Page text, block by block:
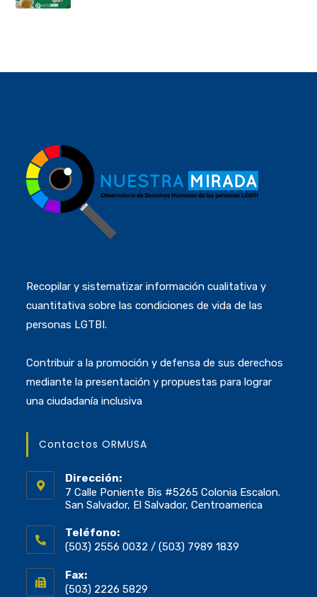
Recopilar y sistematizar información cualitativa y
cuantitativa sobre las condiciones de vida de las
personas LGTBI.
Contribuir a la promoción y defensa de sus derechos
mediante la presentación y propuestas para lograr
una ciudadanía inclusiva
Contactos ORMUSA
Dirección:
7 Calle Poniente Bis #5265 Colonia Escalon.
San Salvador, El Salvador, Centroamerica
Teléfono:
(503) 2556 0032 / (503) 7989 1839
Fax:
(503) 2226 5829